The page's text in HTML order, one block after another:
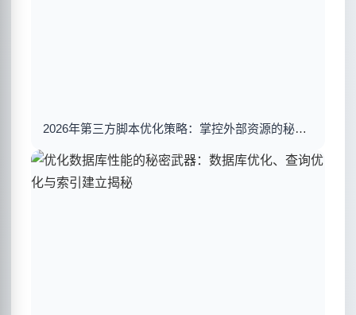
2026年第三方脚本优化策略：掌控外部资源的秘密武器